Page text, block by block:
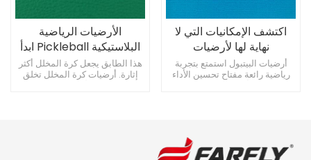
الأرضيات الرياضية
البلاستيكية Pickleball ابدأ
باختيار الأرضيات المثالية
هذا الطابق يجعل كرة المخلل أكثر
إثارة. أرضيات كرة المخلل تخلق
اكتشف الإمكانيات التي لا
نهاية لها لأرضيات
Pickleball
أرضيات البيتبول استمتع بتجربة
رياضية رائعة مفتاح تحسين الأداء